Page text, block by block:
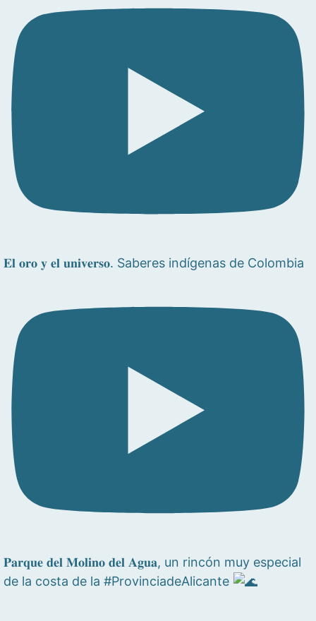
𝐄𝐥 𝐨𝐫𝐨 𝐲 𝐞𝐥 𝐮𝐧𝐢𝐯𝐞𝐫𝐬𝐨. Saberes indígenas de Colombia
𝐏𝐚𝐫𝐪𝐮𝐞 𝐝𝐞𝐥 𝐌𝐨𝐥𝐢𝐧𝐨 𝐝𝐞𝐥 𝐀𝐠𝐮𝐚, un rincón muy especial
de la costa de la #ProvinciadeAlicante